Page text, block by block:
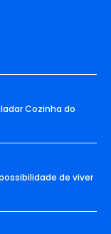
Cozinha do
de viver